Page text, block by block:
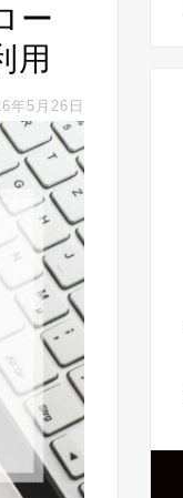
ー
用
年5月26日